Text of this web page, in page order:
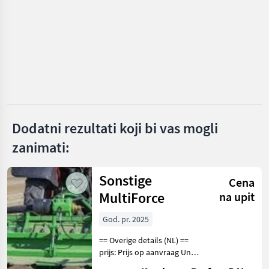
KMK Agro
Prikaži
sve
(14)
MARKETPLACE
Marketplace
Ponude
trgovaca
Oglasi
Dodatni rezultati koji bi vas mogli
zanimati:
Sonstige
MultiForce
Cena
na upit
God. pr. 2025
== Overige details (NL) ==
prijs: Prijs op aanvraag Unit: